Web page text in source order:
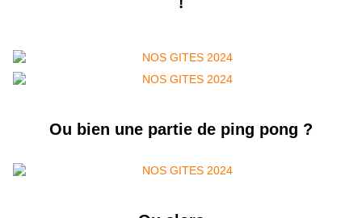
Ou bien une partie de ping pong ?